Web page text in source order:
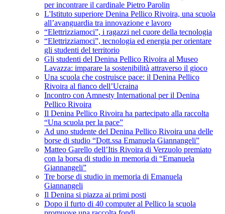
per incontrare il cardinale Pietro Parolin
L'Istituto superiore Denina Pellico Rivoira, una scuola
all’avanguardia tra innovazione e lavoro
“Elettrizziamoci”, i ragazzi nel cuore della tecnologia
“Elettrizziamoci”, tecnologia ed energia per orientare
gli studenti del territorio
Gli studenti del Denina Pellico Rivoira al Museo
Lavazza: imparare la sostenibilità attraverso il gioco
Una scuola che costruisce pace: il Denina Pellico
Rivoira al fianco dell’Ucraina
Incontro con Amnesty International per il Denina
Pellico Rivoira
Il Denina Pellico Rivoira ha partecipato alla raccolta
“Una scuola per la pace”
Ad uno studente del Denina Pellico Rivoira una delle
borse di studio “Dott.ssa Emanuela Giannangeli”
Matteo Garello dell’Itis Rivoira di Verzuolo premiato
con la borsa di studio in memoria di “Emanuela
Giannangeli”
Tre borse di studio in memoria di Emanuela
Giannangeli
Il Denina si piazza ai primi posti
Dopo il furto di 40 computer al Pellico la scuola